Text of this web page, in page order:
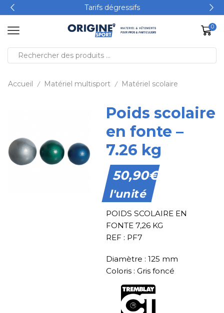
Tarifs dégressifs
0
Accueil / Matériel multisport / Matériel scolaire
Poids scolaire
en fonte –
7.26 kg
50,90€
l'unité
POIDS SCOLAIRE EN
FONTE 7,26 KG
REF : PF7
Diamètre : 125 mm
Coloris : Gris foncé